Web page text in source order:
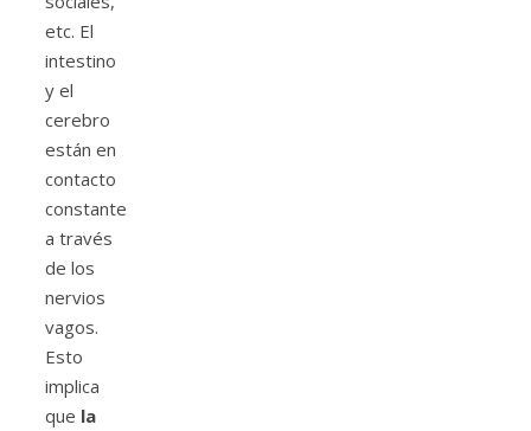
etc. El
intestino
y el
cerebro
están en
contacto
constante
a través
de los
nervios
vagos.
Esto
implica
que la